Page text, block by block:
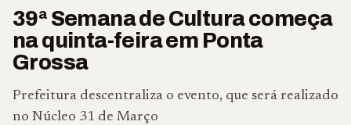
39ª Semana de Cultura começa
na quinta-feira em Ponta
Grossa
Prefeitura descentraliza o evento, que será realizado
no Núcleo 31 de Março